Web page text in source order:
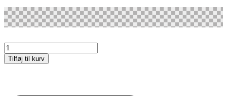
Akryl
hylde
til
Tilføj til kurv